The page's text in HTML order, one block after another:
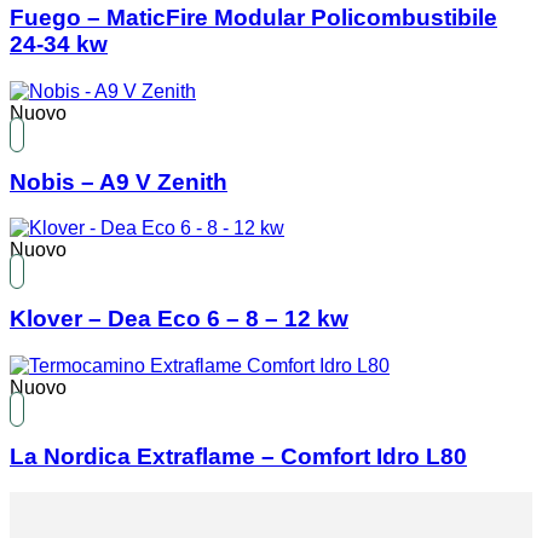
Fuego – MaticFire Modular Policombustibile
24-34 kw
Nuovo
Nobis – A9 V Zenith
Nuovo
Klover – Dea Eco 6 – 8 – 12 kw
Nuovo
La Nordica Extraflame – Comfort Idro L80